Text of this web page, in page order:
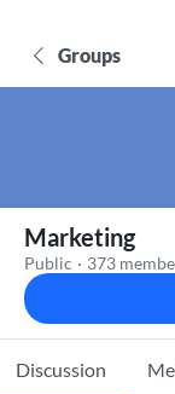
Groups
Marketing
Public · 373
Discussion